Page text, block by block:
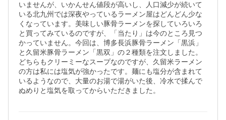
いませんが、いかんせん値段が高いし、人口減少が続いて
いる北九州では深夜やっているラーメン屋はどんどん少な
くなっています。美味しい豚骨ラーメンを探していろいろ
と買ってみているのですが、「当たり」は今のところ見つ
かっていません。今回は、博多長浜豚骨ラーメン「黒浜」
と久留米豚骨ラーメン「黒双」の２種類を注文しました。
どちらもクリーミーなスープなのですが、久留米ラーメン
の方は私には塩気が強かったです。麺にも塩分が含まれて
いるようなので、大量のお湯で湯がいた後、冷水で揉んで
ぬめりと塩気を取ってからいただきました。